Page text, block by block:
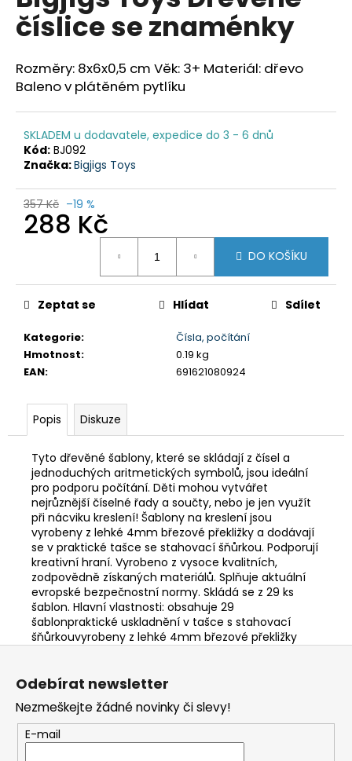
0,0
z
hvězdiček.
číslice se znaménky
Rozměry: 8x6x0,5 cm Věk: 3+ Materiál: dřevo
Baleno v plátěném pytlíku
SKLADEM u dodavatele, expedice do 3 - 6 dnů
Kód: BJ092
Značka:Bigjigs Toys
357 Kč –19 %
288 Kč
DO KOŠÍKU
Kategorie:
Čísla, počítání
Hmotnost:
0.19 kg
EAN: 691621080924
Zeptat se Hlídat Sdílet
Popis Diskuze
Tyto dřevěné šablony, které se skládají z čísel a
jednoduchých aritmetických symbolů, jsou ideální
pro podporu počítání. Děti mohou vytvářet
nejrůznější číselné řady a součty, nebo je jen využít
při nácviku kreslení! Šablony na kreslení jsou
vyrobeny z lehké 4mm březové překližky a dodávají
se v praktické tašce se stahovací šňůrkou. Podporují
kreativní hraní. Vyrobeno z vysoce kvalitních,
zodpovědně získaných materiálů. Splňuje aktuální
evropské bezpečnostní normy. Skládá se z 29 ks
šablon. Hlavní vlastnosti: obsahuje 29
šablonpraktické uskladnění v tašce s stahovací
šňůrkouvyrobeny z lehké 4mm březové překližky
a
j
í
t
p
o
u
č
u
e
SENTOSPHERE
SLIME
TOVÁRNA
VÝROBU
SLIZŮ
606
Kč
Z
Odebírat newsletter
Nezmeškejte žádné novinky či slevy!
E-mail